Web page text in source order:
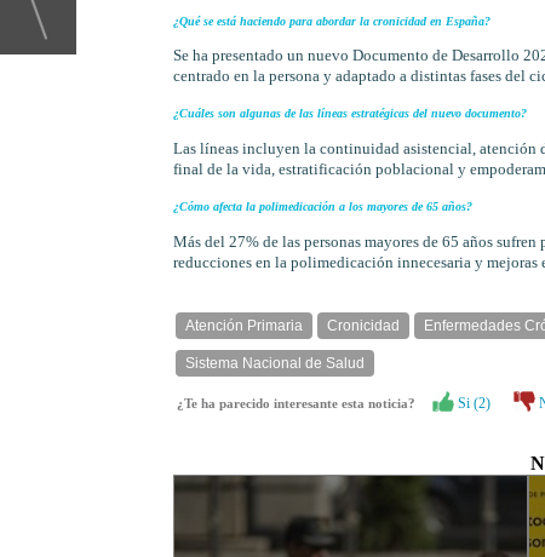
¿Qué se está haciendo para abordar la cronicidad en España?
Se ha presentado un nuevo Documento de Desarrollo
centrado en la persona y adaptado a distintas fases del
¿Cuáles son algunas de las líneas estratégicas del nuevo documento?
Las líneas incluyen la continuidad asistencial,
final de la vida, estratificación poblacional y
¿Cómo afecta la polimedicación a los mayores de 65 años?
Más del 27% de las personas mayores de 65 años
reducciones en la polimedicación innecesaria y mejoras
Atención Primaria Cronicidad Enfermedades
Sistema Nacional de Salud
¿Te ha parecido interesante esta noticia? Si (2)